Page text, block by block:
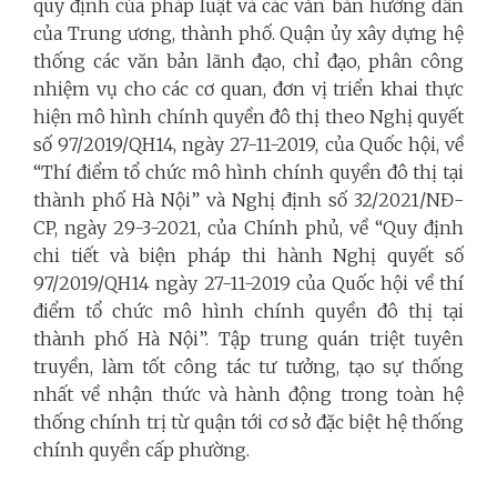
quy định của pháp luật và các văn bản hướng dẫn
của Trung ương, thành phố. Quận ủy xây dựng hệ
thống các văn bản lãnh đạo, chỉ đạo, phân công
nhiệm vụ cho các cơ quan, đơn vị triển khai thực
hiện mô hình chính quyền đô thị theo Nghị quyết
số 97/2019/QH14, ngày 27-11-2019, của Quốc hội, về
“Thí điểm tổ chức mô hình chính quyền đô thị tại
thành phố Hà Nội” và Nghị định số 32/2021/NĐ-
CP, ngày 29-3-2021, của Chính phủ, về “Quy định
chi tiết và biện pháp thi hành Nghị quyết số
97/2019/QH14 ngày 27-11-2019 của Quốc hội về thí
điểm tổ chức mô hình chính quyền đô thị tại
thành phố Hà Nội”. Tập trung quán triệt tuyên
truyền, làm tốt công tác tư tưởng, tạo sự thống
nhất về nhận thức và hành động trong toàn hệ
thống chính trị từ quận tới cơ sở đặc biệt hệ thống
chính quyền cấp phường.